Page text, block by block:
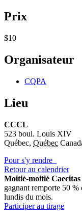
Prix
$10
Organisateur
CQPA
Lieu
CCCL
523 boul. Louis XIV
Québec, Québec
Pour s'y rendre
Retour au calendrier
Moitié-moitié Caecitas
gagnant remporte 50
lundis du mois.
Participer au tirage